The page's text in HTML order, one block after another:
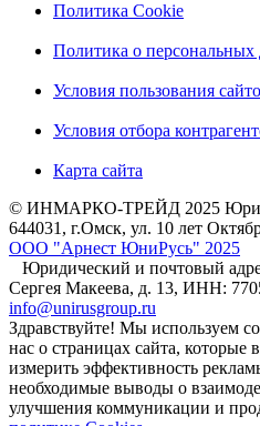
Политика Cookie
Политика о
Условия пользования
Условия отбора
Карта сайта
© ИНМАРКО-ТРЕЙД 2025
644031, г.Омск, ул. 10 лет
ООО "Арнест ЮниРусь" 2025
Юридический и почтовый
Сергея Макеева, д. 13, ИНН:
info@unirusgroup.ru
Здравствуйте! Мы используем
нас о страницах сайта, которые
измерить эффективность
необходимые выводы о
улучшения коммуникации и